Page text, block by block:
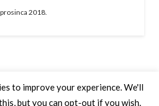
2018.
to improve your experience. We'll
but you can opt-out if you wish.